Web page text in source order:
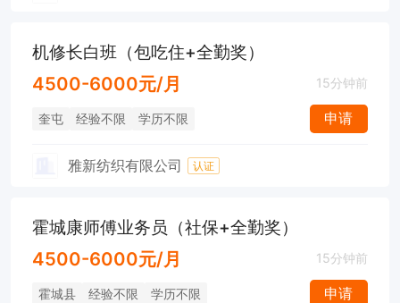
机修长白班（包吃住+全勤奖）
4500-6000元/月 15分钟前
奎屯 经验不限 学历不限 申请
雅新纺织有限公司 认证
霍城康师傅业务员（社保+全勤奖）
4500-6000元/月 15分钟前
霍城县 经验不限 学历不限 申请